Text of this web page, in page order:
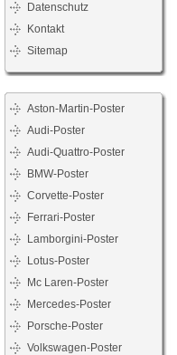
Datenschutz
Kontakt
Sitemap
Aston-Martin-Poster
Audi-Poster
Audi-Quattro-Poster
BMW-Poster
Corvette-Poster
Ferrari-Poster
Lamborgini-Poster
Lotus-Poster
Mc Laren-Poster
Mercedes-Poster
Porsche-Poster
Volkswagen-Poster